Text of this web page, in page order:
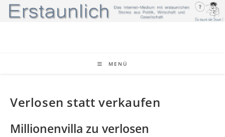
Zum
Inhalt
MENÜ
Verlosen statt verkaufen
Millionenvilla zu verlosen